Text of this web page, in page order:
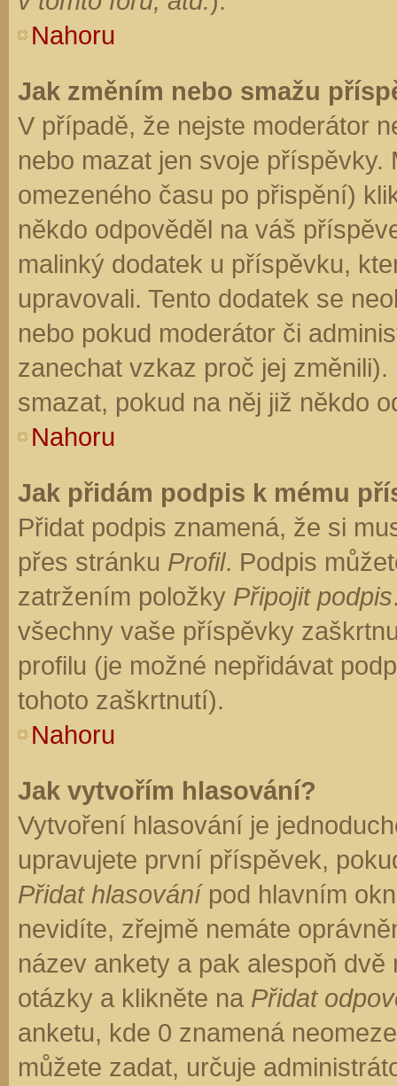
Nahoru
Jak změním nebo smažu
V případě, že nejste moderátor
nebo mazat jen svoje
omezeného času po přispění)
někdo odpověděl na váš
malinký dodatek u příspěvku,
upravovali. Tento dodatek se
nebo pokud moderátor či
zanechat vzkaz proč jej
smazat, pokud na něj již někdo
Nahoru
Jak přidám podpis k mému
Přidat podpis znamená, že si
přes stránku Profil. Podpis
zatržením položky Připojit podpis
všechny vaše příspěvky
profilu (je možné nepřidávat
tohoto zaškrtnutí).
Nahoru
Jak vytvořím hlasování?
Vytvoření hlasování je
upravujete první příspěvek,
Přidat hlasovánípod hlavním
nevidíte, zřejmě nemáte
název ankety a pak alespoň
otázky a klikněte na Přidat
anketu, kde 0 znamená
můžete zadat, určuje